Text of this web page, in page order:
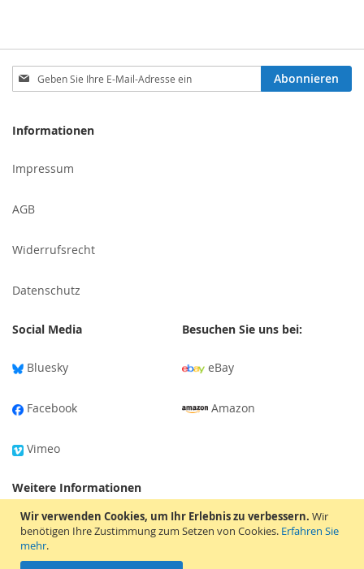
Wir verwenden Cookies, um Ihr Erlebnis zu verbessern. Wir
benötigen Ihre Zustimmung zum Setzen von Cookies. Erfahren Sie
mehr.
Melden
Sie
unseren
an:
Abonnieren
Informationen
Impressum
AGB
Widerrufsrecht
Datenschutz
Social Media
Bluesky
Facebook
Vimeo
Besuchen Sie uns bei:
eBay
Amazon
Weitere Informationen
Versandinformationen